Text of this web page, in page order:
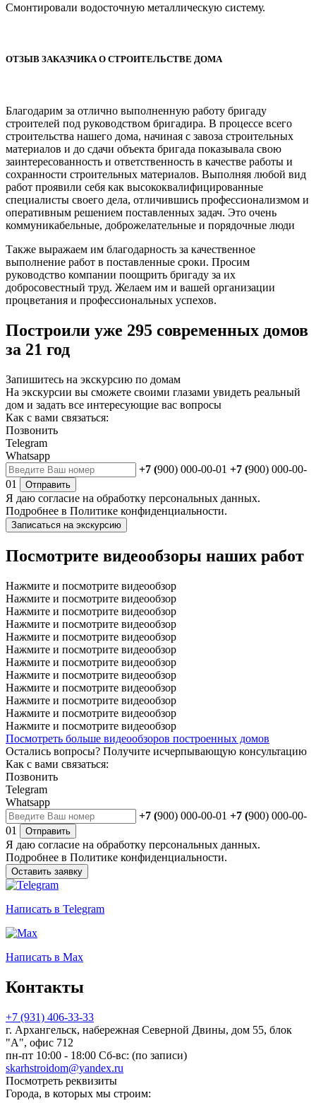
Смонтировали водосточную металлическую систему.
ОТЗЫВ ЗАКАЗЧИКА О СТРОИТЕЛЬСТВЕ ДОМА
Благодарим за отлично выполненную работу бригаду
строителей под руководством бригадира. В процессе всего
строительства нашего дома, начиная с завоза строительных
материалов и до сдачи объекта бригада показывала свою
заинтересованность и ответственность в качестве работы и
сохранности строительных материалов. Выполняя любой вид
работ проявили себя как высококвалифицированные
специалисты своего дела, отличившись профессионализмом и
оперативным решением поставленных задач. Это очень
коммуникабельные, доброжелательные и порядочные люди
Также выражаем им благодарность за качественное
выполнение работ в поставленные сроки. Просим
руководство компании поощрить бригаду за их
добросовестный труд. Желаем им и вашей организации
процветания и профессиональных успехов.
Построили уже 295 современных домов
за 21 год
Запишитесь на экскурсию по домам
На экскурсии вы сможете своими глазами увидеть реальный
дом и задать все интересующие вас вопросы
Как с вами связаться:
Позвонить
Telegram
Whatsapp
+7 (900) 000-00-01 +7 (900) 000-00-
01
Отправить
Я даю согласие на обработку персональных данных.
Подробнее в Политике конфиденциальности.
Записаться на экскурсию
Посмотрите видеообзоры наших работ
Нажмите и посмотрите видеообзор
Нажмите и посмотрите видеообзор
Нажмите и посмотрите видеообзор
Нажмите и посмотрите видеообзор
Нажмите и посмотрите видеообзор
Нажмите и посмотрите видеообзор
Нажмите и посмотрите видеообзор
Нажмите и посмотрите видеообзор
Нажмите и посмотрите видеообзор
Нажмите и посмотрите видеообзор
Нажмите и посмотрите видеообзор
Нажмите и посмотрите видеообзор
Посмотреть больше видеообзоров построенных домов
Остались вопросы? Получите исчерпывающую консультацию
Как с вами связаться:
Позвонить
Telegram
Whatsapp
+7 (900) 000-00-01 +7 (900) 000-00-
01
Отправить
Я даю согласие на обработку персональных данных.
Подробнее в Политике конфиденциальности.
Оставить заявку
Написать в Telegram
Написать в Max
Контакты
+7 (931) 406-33-33
г. Архангельск, набережная Северной Двины, дом 55, блок
"А", офис 712
пн-пт 10:00 - 18:00 Сб-вс: (по записи)
skarhstroidom@yandex.ru
Посмотреть реквизиты
Города, в которых мы строим: